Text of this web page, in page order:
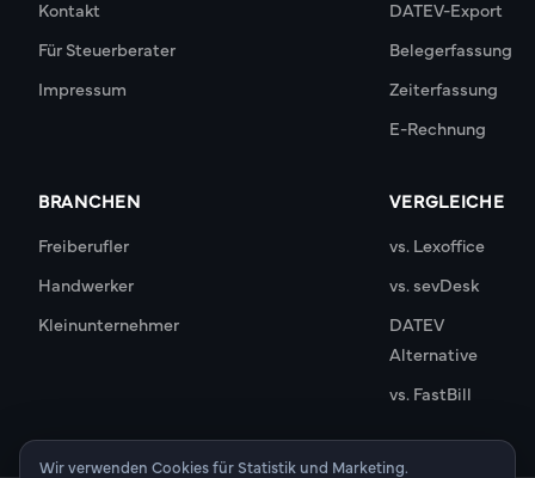
Kontakt
Für Steuerberater
Impressum
DATEV-Export
Belegerfassung
Zeiterfassung
E-Rechnung
BRANCHEN
Freiberufler
Handwerker
Kleinunternehmer
VERGLEICHE
vs. Lexoffice
vs. sevDesk
DATEV
Alternative
vs. FastBill
Wir verwenden Cookies für Statistik und Marketing.